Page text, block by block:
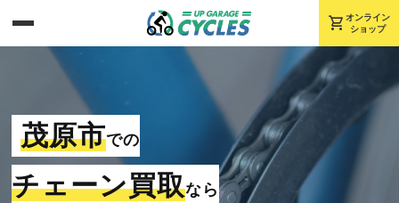
shopping_cart オンライン
ショップ
茂原市での
チェーン買取なら